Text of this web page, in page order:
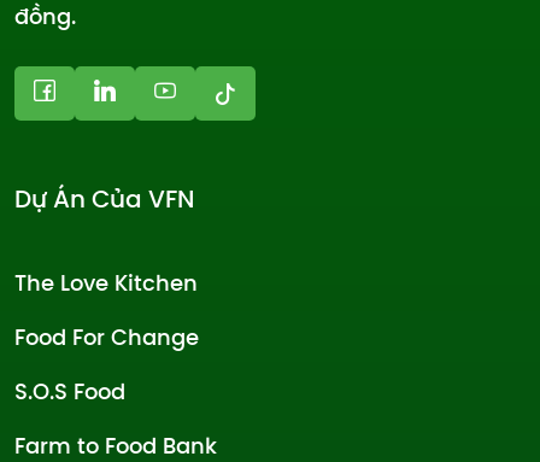
đồng.
Dự Án Của VFN
The Love Kitchen
Food For Change
S.O.S Food
Farm to Food Bank